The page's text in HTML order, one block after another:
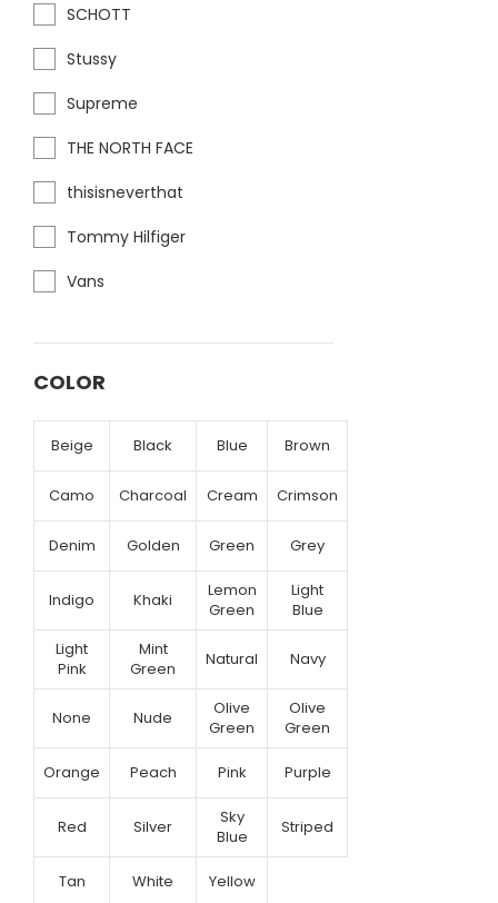
SCHOTT
Stussy
Supreme
THE NORTH FACE
thisisneverthat
Tommy Hilfiger
Vans
COLOR
Beige Black Blue Brown
Camo Charcoal Cream Crimson
Denim Golden Green Grey
Indigo Khaki
Lemon
Green
Light
Blue
Light
Pink
Mint
Green
Natural Navy
None Nude
Olive
Green
Olive
Green
Orange Peach Pink Purple
Red Silver
Sky
Blue
Striped
Tan White Yellow